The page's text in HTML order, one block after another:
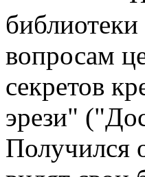
вопросам
секретов
эрези"
Получился